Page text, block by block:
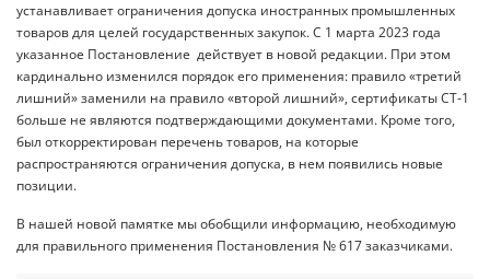
устанавливает ограничения допуска иностранных промышленных
товаров для целей государственных закупок. С 1 марта 2023 года
указанное Постановление действует в новой редакции. При этом
кардинально изменился порядок его применения: правило «третий
лишний» заменили на правило «второй лишний», сертификаты СТ-1
больше не являются подтверждающими документами. Кроме того,
был откорректирован перечень товаров, на которые
распространяются ограничения допуска, в нем появились новые
позиции.
В нашей новой памятке мы обобщили информацию, необходимую
для правильного применения Постановления № 617 заказчиками.